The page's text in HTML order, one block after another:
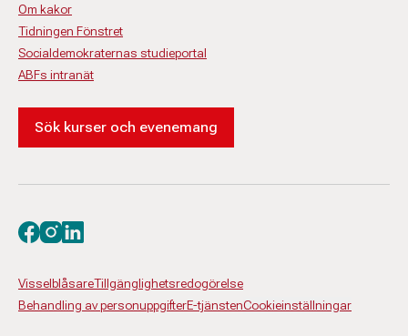
Om kakor
Tidningen Fönstret
Socialdemokraternas studieportal
ABFs intranät
Sök kurser och evenemang
VisselblåsareTillgänglighetsredogörelse
Behandling av personuppgifterE-tjänstenCookieinställningar
Besök oss på facebook
Besök oss på instagram
Besök oss på linkedin